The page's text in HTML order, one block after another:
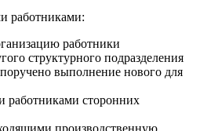
работниками:
работники
структурного подразделения
выполнение нового для
сторонних